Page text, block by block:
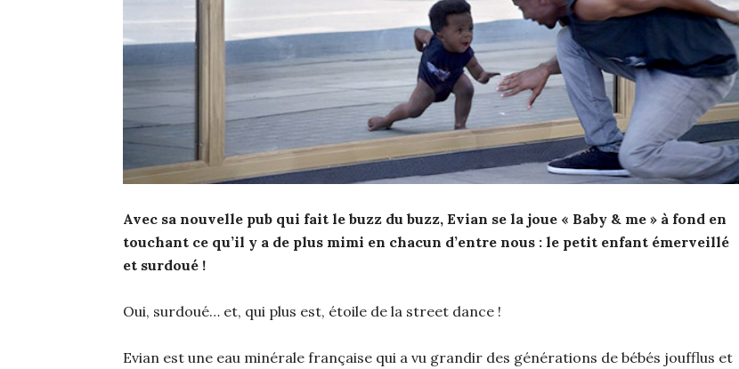
Avec sa nouvelle pub qui fait le buzz du buzz, Evian se la joue « Baby & me » à fond en
touchant ce qu’il y a de plus mimi en chacun d’entre nous : le petit enfant émerveillé
et surdoué !
Oui, surdoué… et, qui plus est, étoile de la street dance !
Evian est une eau minérale française qui a vu grandir des générations de bébés joufflus et